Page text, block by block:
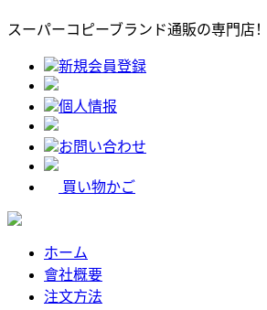
スーパーコピーブランド通販の専門店！
新規会員登録
個人情报
お問い合わせ
買い物かご
ホーム
會社概要
注文方法